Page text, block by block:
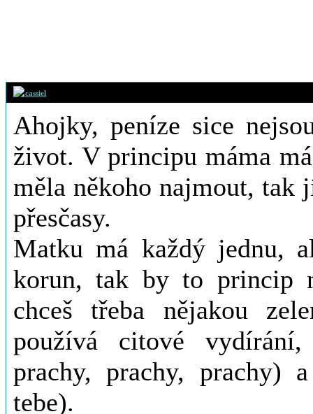
cassiel
Ahojky, peníze sice
život. V principu máma
měla někoho najmout, tak
přesčasy.
Matku má každý jednu,
korun, tak by to princip
chceš třeba nějakou
používá citové
prachy, prachy, prachy)
tebe).